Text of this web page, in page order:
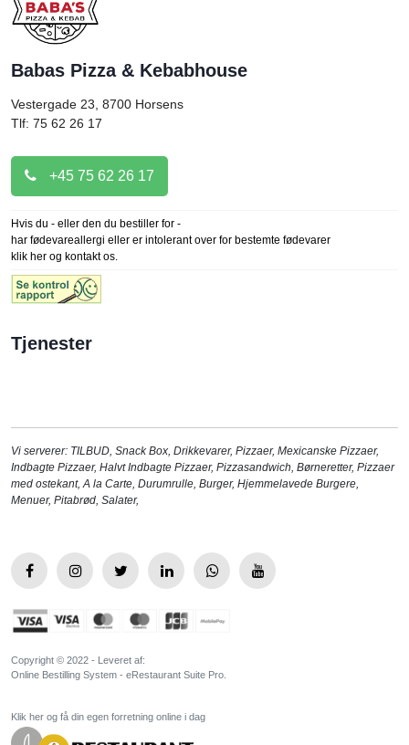
Babas Pizza & Kebabhouse
Vestergade 23, 8700 Horsens
Tlf: 75 62 26 17
+45 75 62 26 17
Hvis du - eller den du bestiller for -
har fødevareallergi eller er intolerant over for bestemte fødevarer
klik her og kontakt os.
Tjenester
Vi serverer: TILBUD, Snack Box, Drikkevarer, Pizzaer, Mexicanske Pizzaer,
Indbagte Pizzaer, Halvt Indbagte Pizzaer, Pizzasandwich, Børneretter, Pizzaer
med ostekant,A la Carte, Durumrulle, Burger, Hjemmelavede Burgere,
Menuer, Pitabrød, Salater,
Copyright © 2022 - Leveret af:
Online Bestilling System - eRestaurant Suite Pro.
Klik her og få din egen forretning online i dag